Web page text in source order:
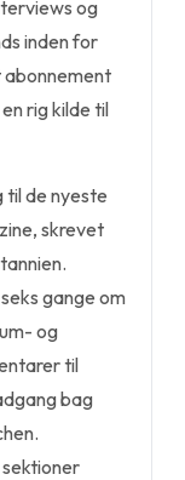
og
inden for
rig kilde til
til de nyeste
skrevet
gange om
og
til
bag